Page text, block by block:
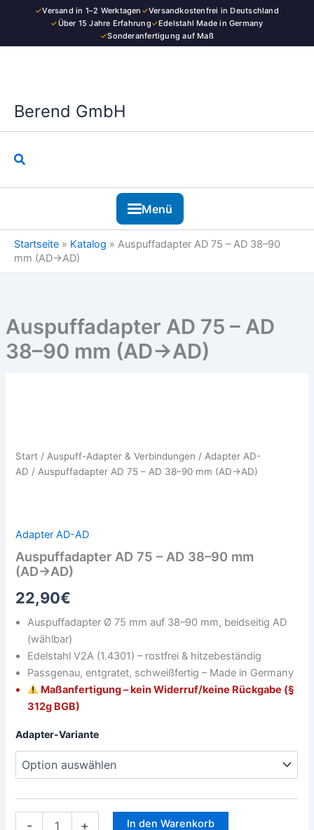
✓Versand in 1–2 Werktagen ✓Versandkostenfrei in Deutschland
✓Über 15 Jahre Erfahrung✓Edelstahl Made in Germany
✓Sonderanfertigung auf Maß
Berend GmbH
Suchen
Menü
Startseite » Katalog » Auspuffadapter AD 75 – AD 38–90
mm (AD→AD)
Auspuffadapter AD 75 – AD
38–90 mm (AD→AD)
Start / Auspuff-Adapter & Verbindungen / Adapter AD-
AD / Auspuffadapter AD 75 – AD 38–90 mm (AD→AD)
Adapter AD-AD
Auspuffadapter AD 75 – AD 38–90 mm
(AD→AD)
22,90€
Auspuffadapter Ø 75 mm auf 38–90 mm, beidseitig AD
(wählbar)
Edelstahl V2A (1.4301) – rostfrei & hitzebeständig
Passgenau, entgratet, schweißfertig – Made in Germany
Maßanfertigung – kein Widerruf/keine Rückgabe (§
312g BGB)
Adapter-Variante
-
AD
38–
+ In den Warenkorb